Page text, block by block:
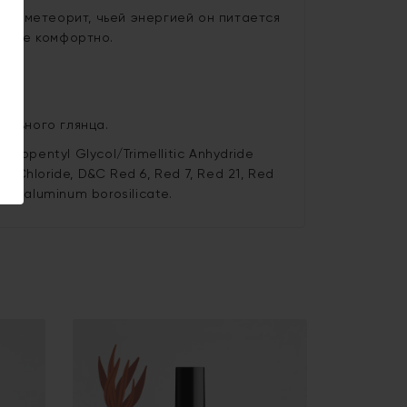
метеорит, чьей энергией он питается
комфортно.
глянца.
Glycol/Trimellitic Anhydride
D&C Red 6, Red 7, Red 21, Red
aluminum borosilicate.